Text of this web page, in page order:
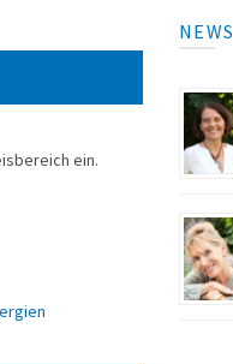
ein.
NEWS